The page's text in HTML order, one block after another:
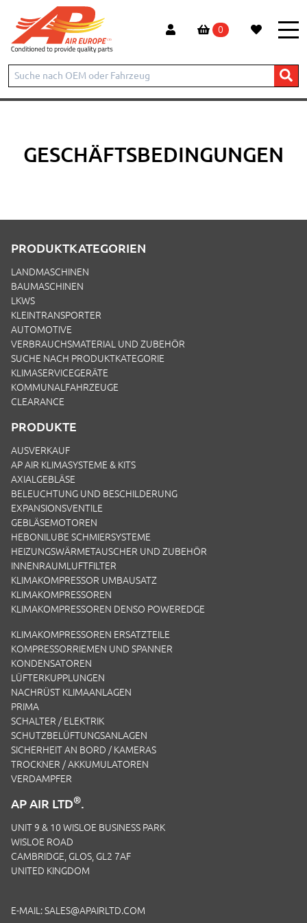
0
Start Conditions
GESCHÄFTSBEDINGUNGEN
PRODUKTKATEGORIEN
LANDMASCHINEN
BAUMASCHINEN
LKWS
KLEINTRANSPORTER
AUTOMOTIVE
VERBRAUCHSMATERIAL UND ZUBEHÖR
SUCHE NACH PRODUKTKATEGORIE
KLIMASERVICEGERÄTE
KOMMUNALFAHRZEUGE
CLEARANCE
PRODUKTE
AUSVERKAUF
AP AIR KLIMASYSTEME & KITS
AXIALGEBLÄSE
BELEUCHTUNG UND BESCHILDERUNG
EXPANSIONSVENTILE
GEBLÄSEMOTOREN
HEBONILUBE SCHMIERSYSTEME
HEIZUNGSWÄRMETAUSCHER UND ZUBEHÖR
INNENRAUMLUFTFILTER
KLIMAKOMPRESSOR UMBAUSATZ
KLIMAKOMPRESSOREN
KLIMAKOMPRESSOREN DENSO POWEREDGE
KLIMAKOMPRESSOREN ERSATZTEILE
KOMPRESSORRIEMEN UND SPANNER
KONDENSATOREN
LÜFTERKUPPLUNGEN
NACHRÜST KLIMAANLAGEN
PRIMA
SCHALTER / ELEKTRIK
SCHUTZBELÜFTUNGSANLAGEN
SICHERHEIT AN BORD / KAMERAS
TROCKNER / AKKUMULATOREN
VERDAMPFER
AP AIR LTD®.
UNIT 9 & 10 WISLOE BUSINESS PARK
WISLOE ROAD
CAMBRIDGE, GLOS, GL2 7AF
UNITED KINGDOM
E-MAIL:SALES@APAIRLTD.COM